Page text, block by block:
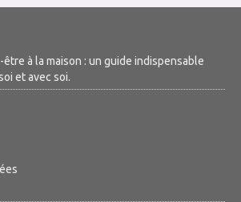
à la maison : un guide indispensable
et avec soi.